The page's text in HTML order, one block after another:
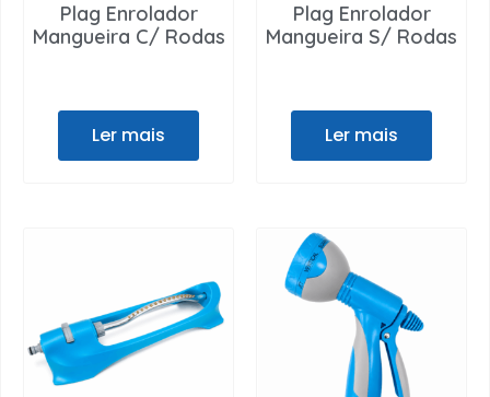
Plag Enrolador
Mangueira C/ Rodas
Ler mais
Plag Enrolador
Mangueira S/ Rodas
Ler mais